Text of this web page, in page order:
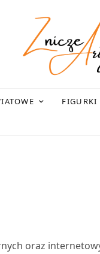
FIGURKI
oraz